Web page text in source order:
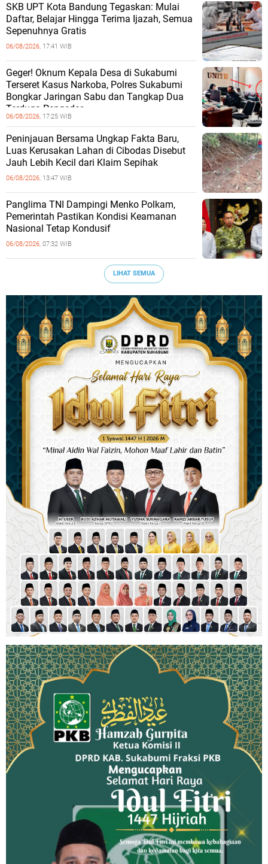
SKB UPT Kota Bandung Tegaskan: Mulai
Daftar, Belajar Hingga Terima Ijazah, Semua
Sepenuhnya Gratis
06/08/2026, 17:41 WIB
Geger! Oknum Kepala Desa di Sukabumi
Terseret Kasus Narkoba, Polres Sukabumi
Bongkar Jaringan Sabu dan Tangkap Dua
Terduga Pengedar
06/08/2026, 17:25 WIB
Peninjauan Bersama Ungkap Fakta Baru,
Luas Kerusakan Lahan di Cibodas Disebut
Jauh Lebih Kecil dari Klaim Sepihak
06/08/2026, 13:47 WIB
Panglima TNI Dampingi Menko Polkam,
Pemerintah Pastikan Kondisi Keamanan
Nasional Tetap Kondusif
06/08/2026, 07:32 WIB
LIHAT SEMUA